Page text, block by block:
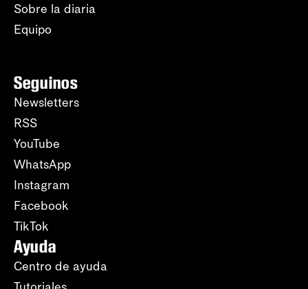
Sobre la diaria
Equipo
Seguinos
Newsletters
RSS
YouTube
WhatsApp
Instagram
Facebook
TikTok
Ayuda
Centro de ayuda